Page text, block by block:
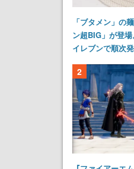
「ブタメン」の
ン超BIG」が登
イレブンで順次
2